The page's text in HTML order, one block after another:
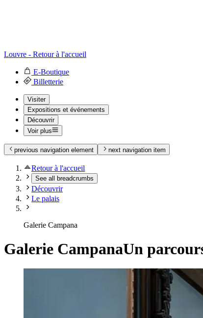
Louvre - Retour à l'accueil
E-Boutique
Billetterie
Visiter
Expositions et événements
Découvrir
Voir plus
previous navigation element next navigation item
Retour à l'accueil
See all breadcrumbs
Découvrir
Le palais
Galerie Campana
Galerie CampanaUn